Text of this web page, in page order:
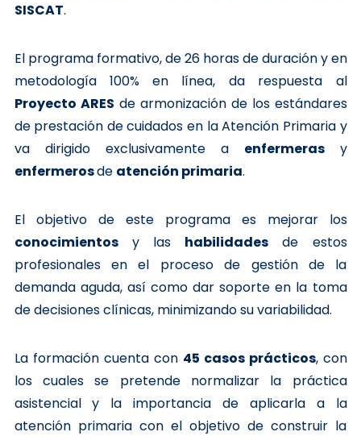
SISCAT.
El programa formativo, de 26 horas de duración y en
metodología 100% en línea, da respuesta al
Proyecto ARES de armonización de los estándares
de prestación de cuidados en la Atención Primaria y
va dirigido exclusivamente a enfermerasy
enfermerosde atención primaria.
El objetivo de este programa es mejorar los
conocimientosy las habilidades de estos
profesionales en el proceso de gestión de la
demanda aguda, así como dar soporte en la toma
de decisiones clínicas, minimizando su variabilidad.
La formación cuenta con 45 casos prácticos, con
los cuales se pretende normalizar la práctica
asistencial y la importancia de aplicarla a la
atención primaria con el objetivo de construir la